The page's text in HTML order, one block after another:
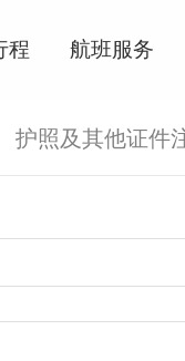
程 航班服务
护照及其他证件